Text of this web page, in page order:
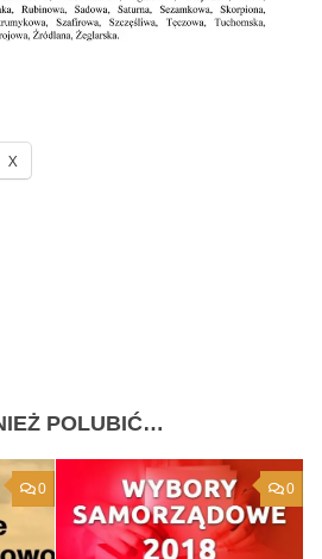
X
POLUBIĆ…
0 0